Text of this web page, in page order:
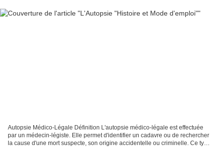
Autopsie Médico-Légale Définition L'autopsie médico-légale est effectuée
par un médecin-légiste. Elle permet d'identifier un cadavre ou de rechercher
la cause d'une mort suspecte, son origine accidentelle ou criminelle. Ce type